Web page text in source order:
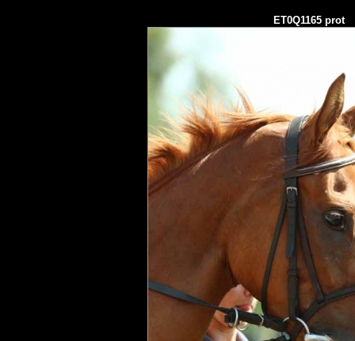
ET0Q1165 prot